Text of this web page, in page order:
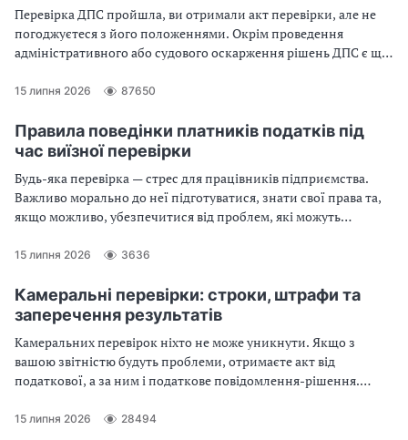
Перевірка ДПС пройшла, ви отримали акт перевірки, але не
погоджуєтеся з його положеннями. Окрім проведення
адміністративного або судового оскарження рішень ДПС є ще
Сьогодні в консультації про заперечення на акт перевірки,
заперечення на акт перевірки
15 липня 2026 87650
Правила поведінки платників податків під
час виїзної перевірки
Будь-яка перевірка — стрес для працівників підприємства.
Важливо морально до неї підготуватися, знати свої права та,
якщо можливо, убезпечитися від проблем, які можуть
15 липня 2026 3636
Камеральні перевірки: строки, штрафи та
заперечення результатів
Камеральних перевірок ніхто не може уникнути. Якщо з
вашою звітністю будуть проблеми, отримаєте акт від
податкової, а за ним і податкове повідомлення-рішення.
можна подати заперечення до акту камеральної перевірки
15 липня 2026 28494